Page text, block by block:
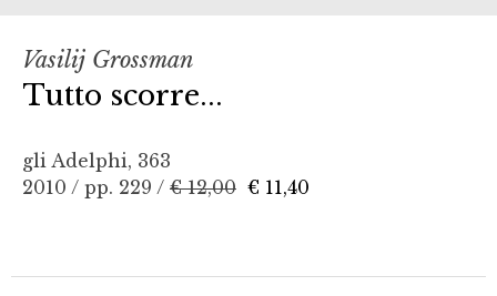
Vasilij Grossman
Tutto scorre...
gli Adelphi, 363
2010 / pp. 229 / € 12,00 € 11,40